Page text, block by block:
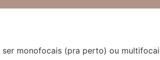
monofocais (pra perto) ou